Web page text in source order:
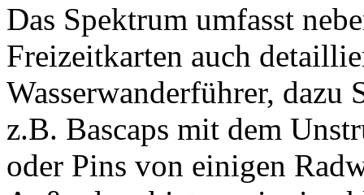
Das Spektrum umfasst
Freizeitkarten auch
Wasserwanderführer,
z.B. Bascaps mit dem
oder Pins von einigen